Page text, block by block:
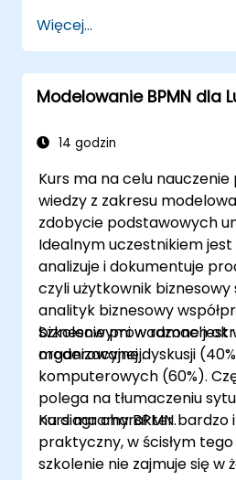
Wdrażanie
przepływów procesu
wymagających wielu
Uproszczenie
zarządzania elementy
Więcej...
Modelowanie BPMN dla
14 godzin
Kurs ma na celu
wiedzy z zakresu
zdobycie podstawowych
Idealnym uczestnikiem
analizuje i dokumentuje
czyli użytkownik biznesowy
analityk biznesowy
biznesowymi w ramach
organizacyjnej.
Szkolenie prowadzone jest
moderowanej dyskusji
komputerowych (60%).
polega na tłumaczeniu
na diagramy BPMN.
Kurs ma charakter bardzo
praktyczny, w ścisłym tego
szkolenie nie zajmuje się w